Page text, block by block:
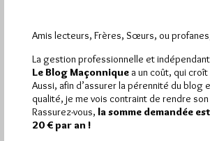
Hier samedi 8 août 2026, Hiram.be a
et2 926 pagesont été lues (Source :
Amis lecteurs, Frères, Sœurs, ou
La gestion professionnelle et
Le Blog Maçonnique a un coût, qui
Aussi, afin d’assurer la pérennité du blog
qualité, je me vois contraint de rendre
Rassurez-vous, la somme demandée
20 € par an !